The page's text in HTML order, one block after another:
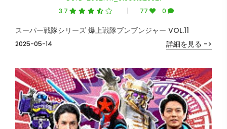
3.7 77 0
2025-05-14
スーパー戦隊シリーズ 爆上戦隊ブンブンジャー VOL.11
詳細を見る ->